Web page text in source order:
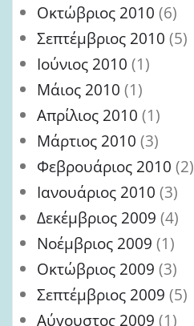
Οκτώβριος 2010 (6)
Σεπτέμβριος 2010 (5)
Ιούνιος 2010 (1)
Μάιος 2010 (1)
Απρίλιος 2010 (1)
Μάρτιος 2010 (3)
Φεβρουάριος 2010 (2)
Ιανουάριος 2010 (3)
Δεκέμβριος 2009 (4)
Νοέμβριος 2009 (1)
Οκτώβριος 2009 (3)
Σεπτέμβριος 2009 (5)
Αύγουστος 2009 (1)